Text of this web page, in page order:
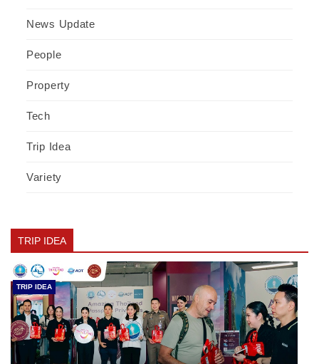
News Update
People
Property
Tech
Trip Idea
Variety
TRIP IDEA
TRIP IDEA